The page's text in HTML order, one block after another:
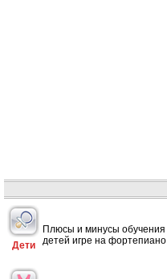
Дети
Плюсы и минусы обучения
детей игре на фортепиано